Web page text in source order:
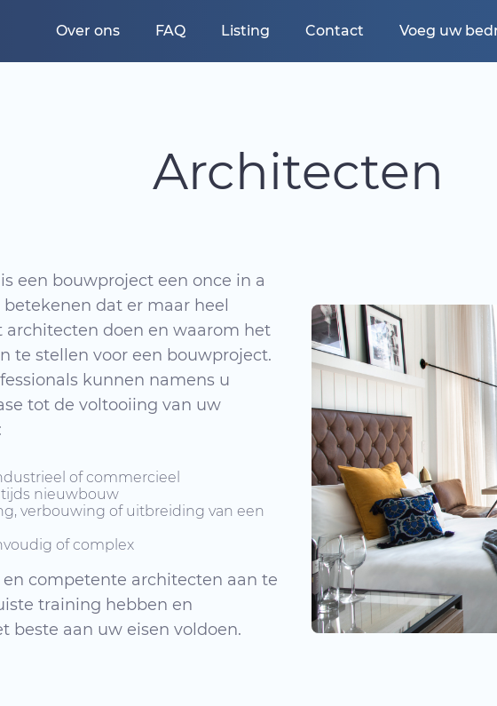
Over ons FAQ Listing Contact Voeg uw
Architecten
een bouwproject een once in a
dat er maar heel
doen en waarom het
te stellen voor een bouwproject.
kunnen namens u
tot de voltooiing van uw
of commercieel
nieuwbouw
verbouwing of uitbreiding van een
of complex
competente architecten aan te
training hebben en
beste aan uw eisen voldoen.